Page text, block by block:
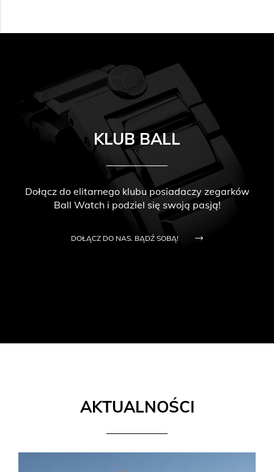
KLUB BALL
Dołącz do elitarnego klubu posiadaczy zegarków
Ball Watch i podziel się swoją pasją!
DOŁĄCZ DO NAS. BĄDŹ SOBĄ!
AKTUALNOŚCI